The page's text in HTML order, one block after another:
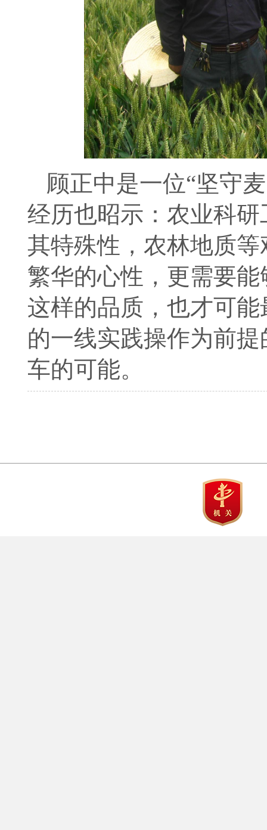
顾正中是一位“坚守
经历也昭示：农业科
其特殊性，农林地质
繁华的心性，更需要
这样的品质，也才可
的一线实践操作为前
车的可能。